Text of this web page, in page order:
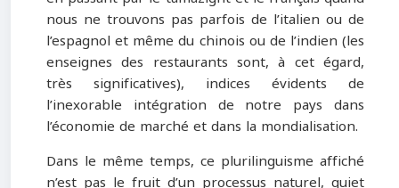
nous ne trouvons pas parfois de l’italien ou de
l’espagnol et même du chinois ou de l’indien (les
enseignes des restaurants sont, à cet égard,
très significatives), indices évidents de
l’inexorable intégration de notre pays dans
l’économie de marché et dans la mondialisation.
Dans le même temps, ce plurilinguisme affiché
n’est pas le fruit d’un processus naturel, quiet